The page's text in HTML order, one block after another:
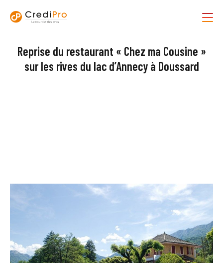
Reprise du restaurant « Chez ma Cousine »
sur les rives du lac d’Annecy à Doussard